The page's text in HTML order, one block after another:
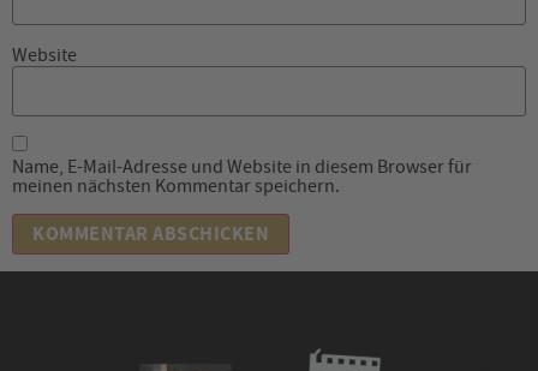
Website
Name, E-Mail-Adresse und Website in diesem Browser für
meinen nächsten Kommentar speichern.